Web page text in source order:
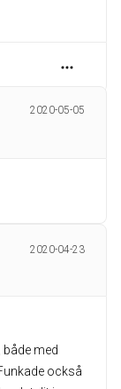
2020-05-05
2020-04-23
med
också